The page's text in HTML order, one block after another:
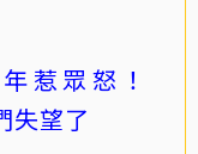
惹眾怒！
失望了